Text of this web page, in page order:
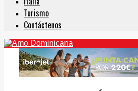
Turismo
Contáctenos